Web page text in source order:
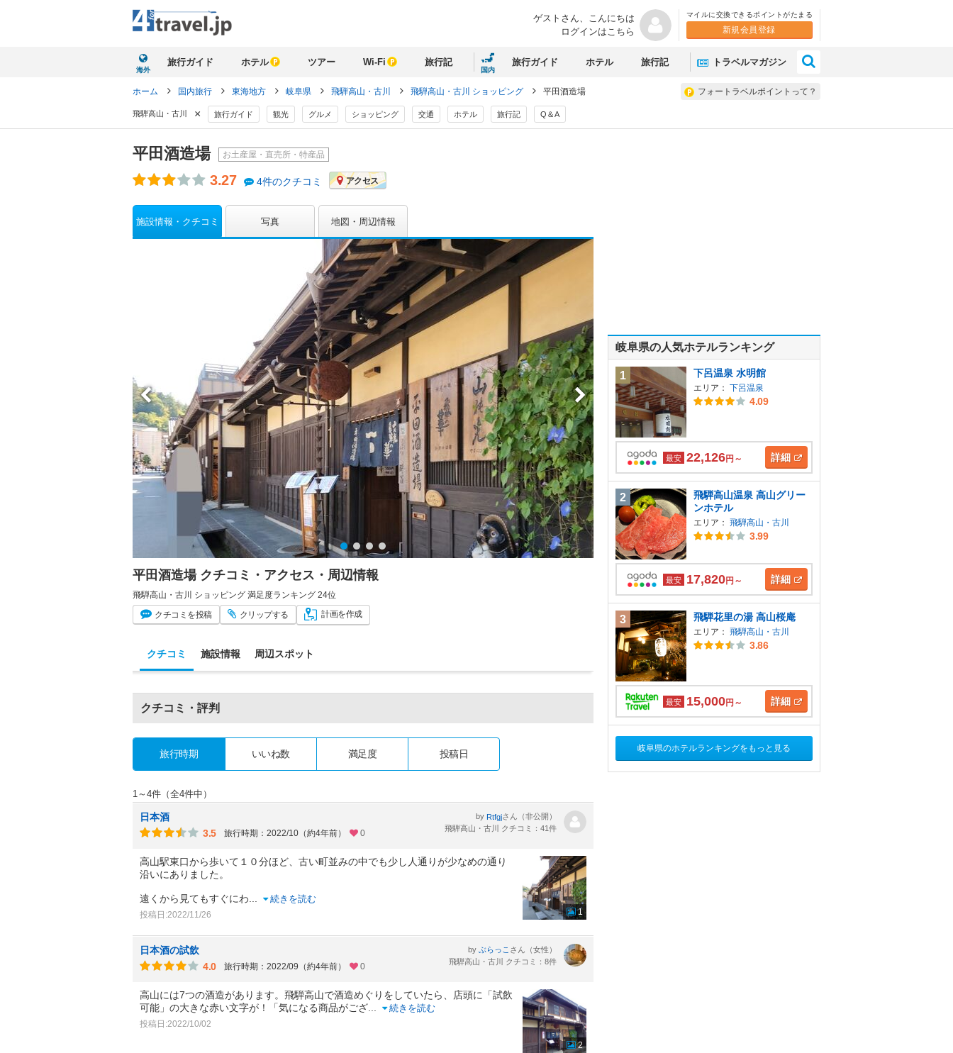
ゲストさん、 こんにちは
ログインはこちら
マイルに交換できるポイントがたまる
新規会員登録
海外
旅行ガイド ホテル ツアー Wi-Fi 旅行記
国内
旅行ガイド ホテル 旅行記 トラベルマガジン
フォートラベルポイントって？
ホーム 国内旅行 東海地方 岐阜県 飛騨高山・古川 飛騨高山・古川 ショッピング 平田酒造場
飛騨高山・古川 × 旅行ガイド 観光 グルメ ショッピング 交通 ホテル 旅行記 Q＆A
平田酒造場 お土産屋・直売所・特産品
3.27 4件のクチコミ アクセス
施設情報・クチコミ 写真 地図・周辺情報
平田酒造場 クチコミ・アクセス・周辺情報
飛騨高山・古川 ショッピング 満足度ランキング 24位
クチコミ を投稿 クリップする 計画を作成
クチコミ 施設情報 周辺スポット
クチコミ・評判
旅行時期 いいね数 満足度 投稿日
1～4件（全4件中）
日本酒
3.5
旅行時期：2022/10（約4年前） 0
by Rtfgjさん（非公開）
飛騨高山・古川 クチコミ：41件
高山駅東口から歩いて１０分ほど、古い町並みの中でも少し人通りが少なめの通り
沿いにありました。
遠くから見てもすぐにわ 続きを読む
投稿日:2022/11/26 1
日本酒の試飲
4.0
旅行時期：2022/09（約4年前） 0
by ぶらっこ さん（女性）
飛騨高山・古川 クチコミ：8件
高山には7つの酒造があります。飛騨高山で酒造めぐりをしていたら、店頭に「試飲
可能」の大きな赤い文字が！「気になる商品がござ
続きを読む
投稿日:2022/10/02
2
岐阜県の人気ホテルランキング
1 下呂温泉 水明館
エリア： 下呂温泉
4.09
最安 22,126円～ 詳細
2
飛騨高山温泉 高山グリー
ンホテル
エリア： 飛騨高山・古川
3.99
最安 17,820円～ 詳細
3 飛騨花里の湯 高山桜庵
エリア： 飛騨高山・古川
3.86
最安 15,000円～ 詳細
岐阜県のホテルランキングをもっと見る